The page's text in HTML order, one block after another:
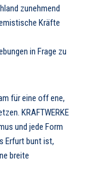
zunehmend
Kräfte
in Frage zu
für eine off ene,
KRAFTWERKE
und jede Form
Erfurt bunt ist,
breite